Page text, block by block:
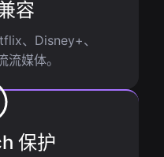
容
、Disney+、
媒体。
保护